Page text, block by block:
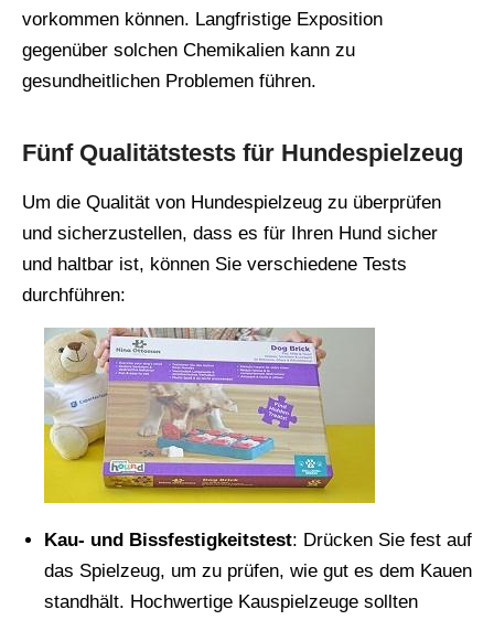
vorkommen können. Langfristige Exposition
gegenüber solchen Chemikalien kann zu
gesundheitlichen Problemen führen.
Fünf Qualitätstests für Hundespielzeug
Um die Qualität von Hundespielzeug zu überprüfen
und sicherzustellen, dass es für Ihren Hund sicher
und haltbar ist, können Sie verschiedene Tests
durchführen:
Kau- und Bissfestigkeitstest: Drücken Sie fest auf
das Spielzeug, um zu prüfen, wie gut es dem Kauen
standhält. Hochwertige Kauspielzeuge sollten